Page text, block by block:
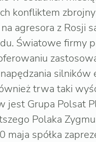
konfliktem
na agresora z Rosji
Światowe firmy
silników
trwa taki
jest Grupa Polsat
Polaka
maja spółka